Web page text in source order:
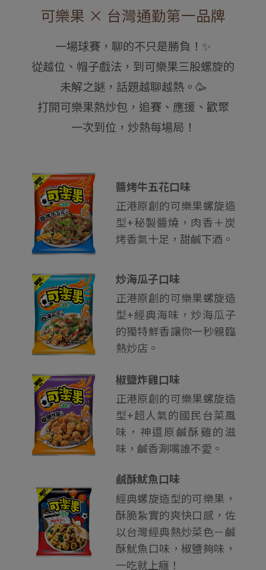
可樂果 × 台灣通勤第一品牌
一場球賽，聊的不只是勝負！✨
從越位、帽子戲法，到可樂果三股螺旋的
未解之謎，話題越聊越熱。🥳
打開可樂果熱炒包，追賽、應援、歡聚
一次到位，炒熱每場局！
醬烤牛五花口味
正港原創的可樂果螺旋造
型+秘製醬燒，肉香＋炭
烤香氣十足，甜鹹下酒。
炒海瓜子口味
正港原創的可樂果螺旋造
型+經典海味，炒海瓜子
的獨特鮮香讓你一秒親臨
熱炒店。
椒鹽炸雞口味
正港原創的可樂果螺旋造
型+超人氣的國民台菜風
味，神還原鹹酥雞的滋
味，鹹香涮嘴誰不愛。
鹹酥魷魚口味
經典螺旋造型的可樂果，
酥脆紮實的爽快口感，佐
以台灣經典熱炒菜色－鹹
酥魷魚口味，椒鹽夠味，
一吃就上癮！